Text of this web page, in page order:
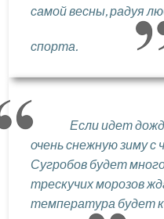
самой весны, радуя
спорта.
Если идет
очень снежную зиму
Сугробов будет
трескучих морозов
температура будет